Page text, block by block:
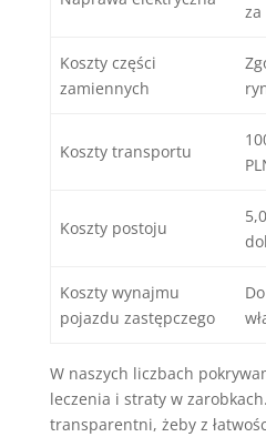
za
Koszty części
zamiennych
Koszty transportu
Koszty postoju
Koszty wynajmu
pojazdu zastępczego
W naszych liczbach
leczenia i straty w
transparentni, żeby z